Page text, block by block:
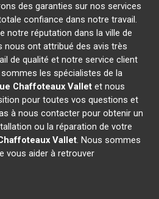
des garanties sur nos services
confiance dans notre travail.
notre réputation dans la ville de
nous ont attribué des avis très
de qualité et notre service client
les spécialistes de la
Chaffoteaux Vallet et nous
pour toutes vos questions et
à nous contacter pour obtenir un
ou la réparation de votre
Vallet. Nous sommes
vous aider à retrouver